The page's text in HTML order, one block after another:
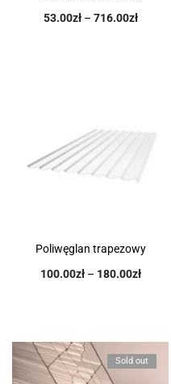
53.00zł – 716.00zł
Poliwęglan trapezowy
100.00zł – 180.00zł
Sold out